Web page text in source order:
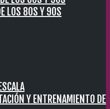
LOS 80S Y 90S
Y ENTRENAMIENTO DE